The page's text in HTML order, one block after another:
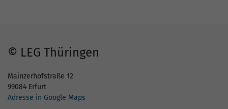
© LEG Thüringen
Mainzerhofstraße 12
99084 Erfurt
Adresse in Google Maps